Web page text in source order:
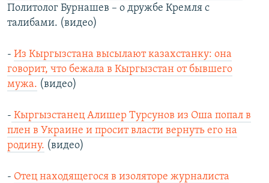
Политолог Бурнашев – о дружбе Кремля с
талибами. (видео)
- Из Кыргызстана высылают казахстанку: она
говорит, что бежала в Кыргызстан от бывшего
мужа. (видео)
- Кыргызстанец Алишер Турсунов из Оша попал в
плен в Украине и просит власти вернуть его на
родину. (видео)
- Отец находящегося в изоляторе журналиста